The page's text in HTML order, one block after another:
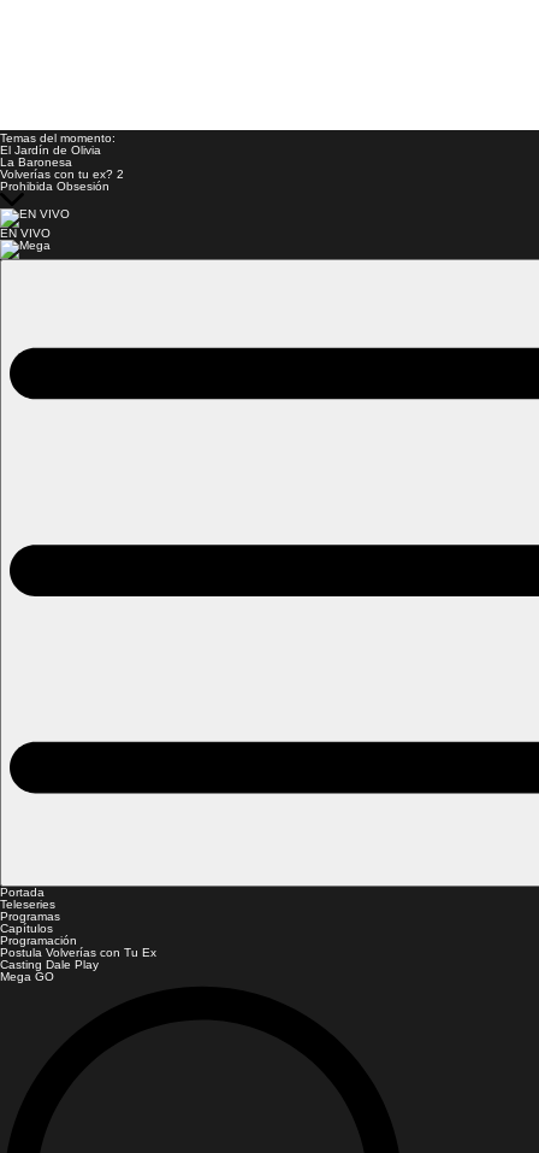
Temas del momento:
El Jardín de Olivia
La Baronesa
Volverías con tu ex? 2
Prohibida Obsesión
EN VIVO
Portada
Teleseries
Programas
Capítulos
Programación
Postula Volverías con Tu Ex
Casting Dale Play
Mega GO